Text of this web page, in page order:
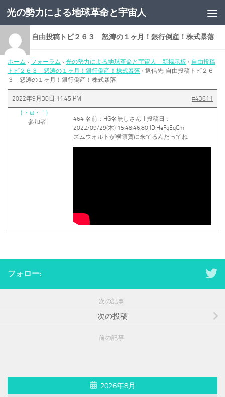
コンテンツへスキップ
光の勢力による地球革命と宇宙人
返信先: 自由投稿トピ２６３ 怒涛の１ヶ月！銀行倒産！株式暴落
ホーム › フォーラム › 光の勢力による地球革命と宇宙人 新掲示板 › 自由投稿
トピ２６３ 怒涛の１ヶ月！銀行倒産！株式暴落 › 返信先: 自由投稿トピ２６
３ 怒涛の１ヶ月！銀行倒産！株式暴落
2022年9月30日 11:45 PM
#43611
(´・ω・｀)
参加者
464 名前：HG名無しさん[] 投稿日：
2022/09/29(木) 15:48:46.80 ID:HeFqEqCm
ズムウォルトが横須賀に来てるんだってね
フォロー:
次の記事
次の投稿
前の記事
2026年8月